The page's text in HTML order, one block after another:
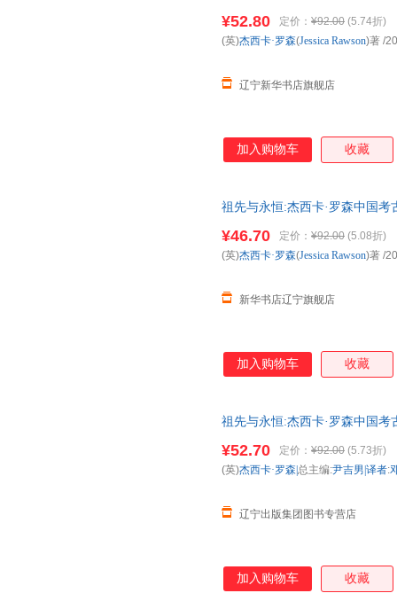
¥52.80 定价： ¥92.00 (5.74折)
辽宁新华书店旗舰店
(英)杰西卡·罗森(Jessica Rawson)著 /
加入购物车 收藏
祖先与永恒:杰西卡·罗森中国考
¥46.70 定价： ¥92.00 (5.08折)
新华书店辽宁旗舰店
(英)杰西卡·罗森(Jessica Rawson)著 /
加入购物车 收藏
祖先与永恒:杰西卡·罗森中国考
¥52.70 定价： ¥92.00 (5.73折)
辽宁出版集团图书专营店
(英)杰西卡·罗森| 总主编:尹吉男|译者:
加入购物车 收藏